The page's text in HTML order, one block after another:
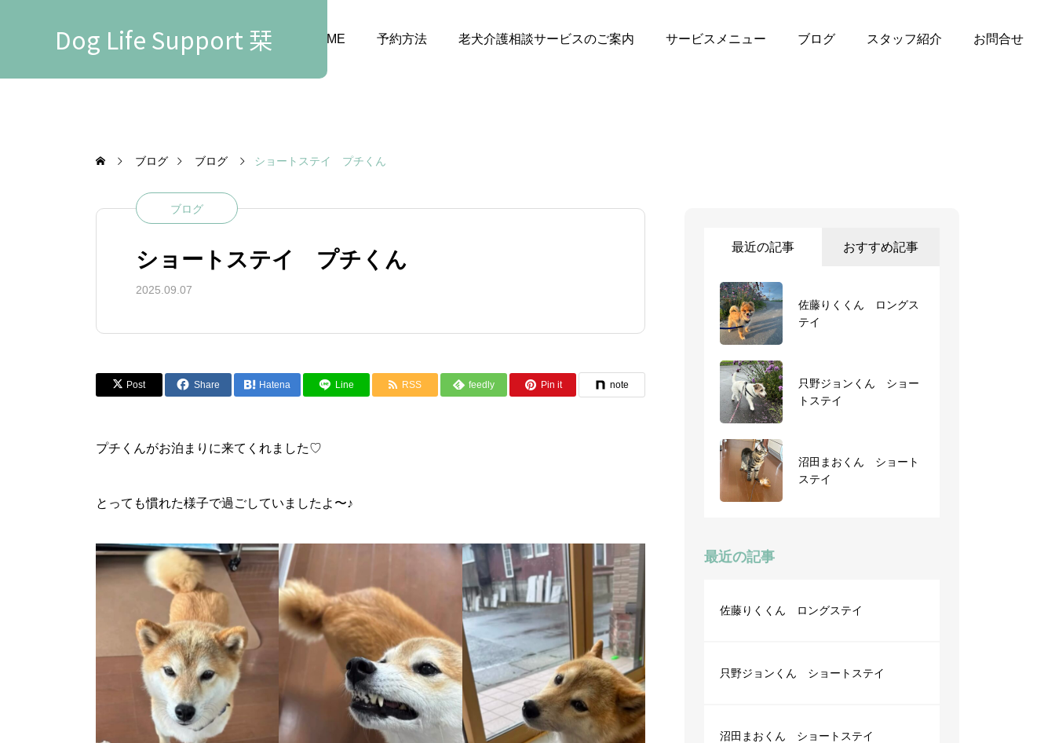
Dog Life Support 栞 HOME 予約方法 老犬介護相談サービスのご案内 サービスメニュー ブログ スタッフ紹介 お問合せ
ブログ ブログ ショートステイ プチくん
ブログ
ショートステイ プチくん
2025.09.07
Post Share Hatena Line RSS feedly Pin it note
プチくんがお泊まりに来てくれました♡
とっても慣れた様子で過ごしていましたよ〜♪
最近の記事 おすすめ記事
佐藤りくくん ロングス
テイ
只野ジョンくん ショー
トステイ
沼田まおくん ショート
ステイ
デイサービス 梅次郎く
ん
土生tomくん ショート
ステイ
12月7日から1泊2日
最近の記事
佐藤りくくん ロングステイ
只野ジョンくん ショートステイ
沼田まおくん ショートステイ